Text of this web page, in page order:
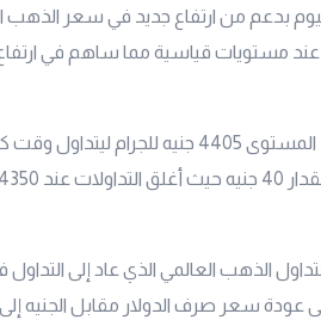
بدعم من ارتفاع جديد في سعر الذهب
عند مستويات قياسية مما ساهم في
الأكثر شيوعاً تداولات اليوم عند المستوى 4405 جنيه للجرام
الذهب العالمي الذي عاد إلى
إلى عودة سعر صرف الدولار مقابل الجنيه